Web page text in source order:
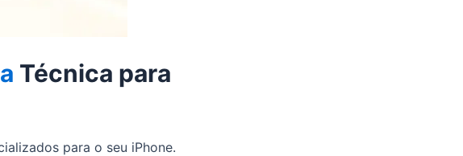
Técnica para
para o seu iPhone.